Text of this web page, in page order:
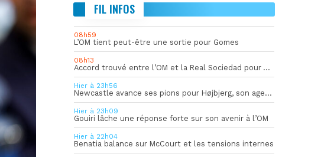
FIL INFOS
08h59
L’OM tient peut-être une sortie pour Gomes
08h13
Accord trouvé entre l’OM et la Real Sociedad pour Aguerd
Hier à 23h56
Newcastle avance ses pions pour Højbjerg, son agent sort du silence
Hier à 23h09
Gouiri lâche une réponse forte sur son avenir à l’OM
Hier à 22h04
Benatia balance sur McCourt et les tensions internes